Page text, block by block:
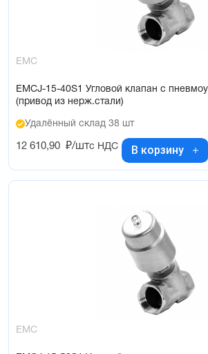
EMC
EMCJ-15-40S1 Угловой клапан с
(привод из нерж.стали)
Удалённый склад 38 шт
12 610,90 ₽/штс НДС В корзину
EMC